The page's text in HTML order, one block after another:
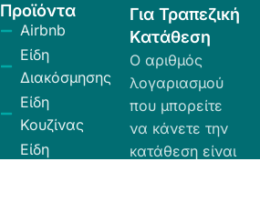
Προϊόντα
Airbnb
Είδη
Διακόσμησης
Είδη
Κουζίνας
Είδη
Για Τραπεζική
Κατάθεση
Ο αριθμός
λογαριασμού
που μπορείτε
να κάνετε την
κατάθεση είναι